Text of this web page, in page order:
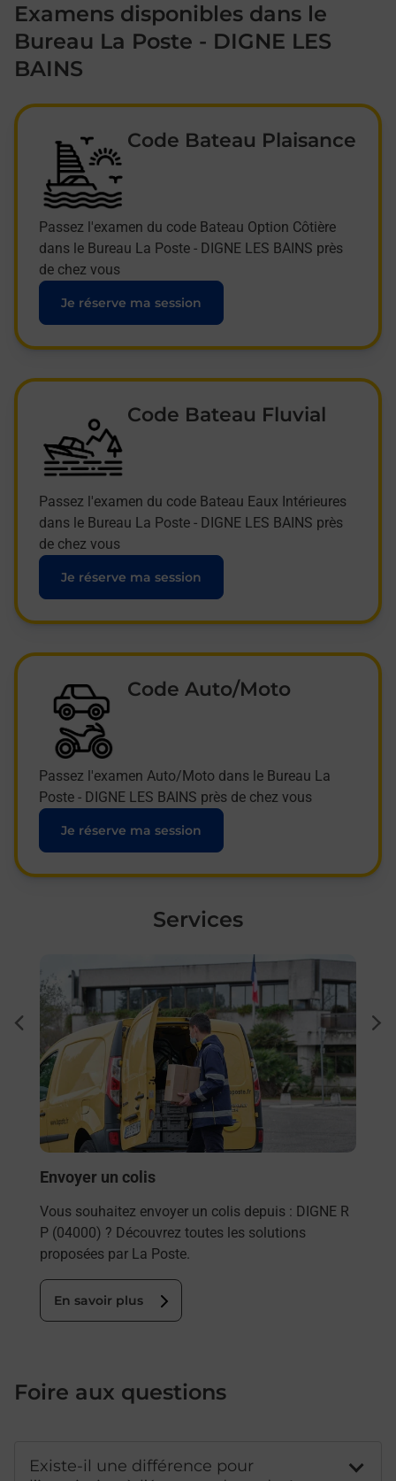
Examens disponibles dans le
Bureau La Poste - DIGNE LES
BAINS
Code Bateau Plaisance
Passez l'examen du code Bateau Option Côtière
dans le Bureau La Poste - DIGNE LES BAINS près
de chez vous
Je réserve ma session
Code Bateau Fluvial
Passez l'examen du code Bateau Eaux Intérieures
dans le Bureau La Poste - DIGNE LES BAINS près
de chez vous
Je réserve ma session
Code Auto/Moto
Passez l'examen Auto/Moto dans le Bureau La
Poste - DIGNE LES BAINS près de chez vous
Je réserve ma session
Services
En savoir plus
Envoyer un colis
Vous souhaitez envoyer un colis depuis : DIGNE R
P (04000) ? Découvrez toutes les solutions
proposées par La Poste.
En savoir plus
Foire aux questions
Existe-il une différence pour